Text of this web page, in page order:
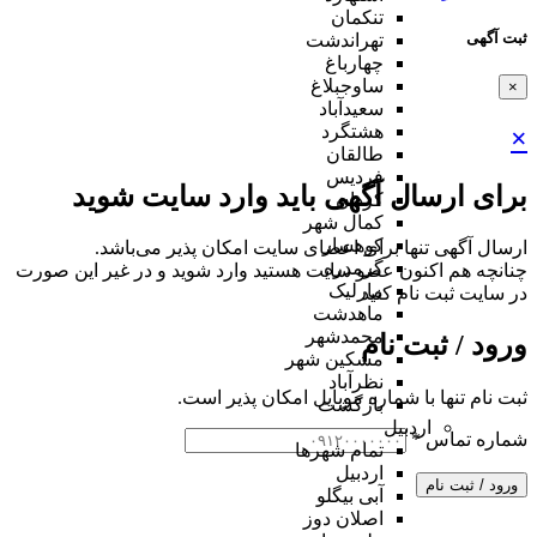
ثبت آگهی
×
×
برای ارسال آگهی باید وارد سایت شوید
ارسال آگهی تنها برای اعضای سایت امکان پذیر می‌باشد.
چنانچه هم‌ اکنون عضو سایت هستید وارد شوید و در غیر این صورت
در سایت ثبت نام کنید
ورود / ثبت نام
ثبت نام تنها با شماره موبایل امکان پذیر است.
شماره تماس*
ورود / ثبت نام
تنکمان
تهراندشت
چهارباغ
ساوجبلاغ
سعیدآباد
هشتگرد
طالقان
فردیس
کردان
کمال شهر
کوهسار
گرمدره
مارلیک
ماهدشت
محمدشهر
مشکین شهر
نظرآباد
بازگشت
اردبیل
تمام شهر‌ها
اردبیل
آبی بیگلو
اصلان دوز